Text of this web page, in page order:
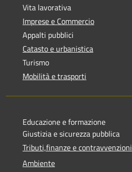
Vita lavorativa
Imprese e Commercio
Appalti pubblici
Catasto e urbanistica
Turismo
Mobilità e trasporti
Educazione e formazione
Giustizia e sicurezza pubblica
Tributi,finanze e contravvenzioni
Ambiente